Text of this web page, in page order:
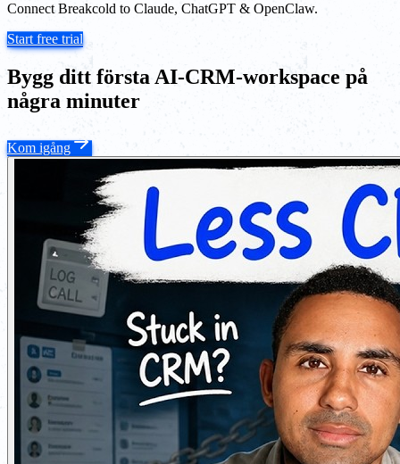
Connect Breakcold to Claude, ChatGPT & OpenClaw.
Start free trial
Bygg ditt första AI-CRM-workspace på
några minuter
Kom igång